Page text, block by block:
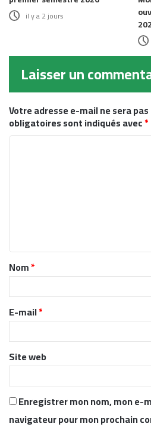
il y a 2 jours
Laisser un
Votre adresse e-mail ne sera
obligatoires sont indiqués avec*
t
a
r
e
*
Nom*
E-mail*
Site web
Enregistrer mon nom, mon e-
navigateur pour mon prochain